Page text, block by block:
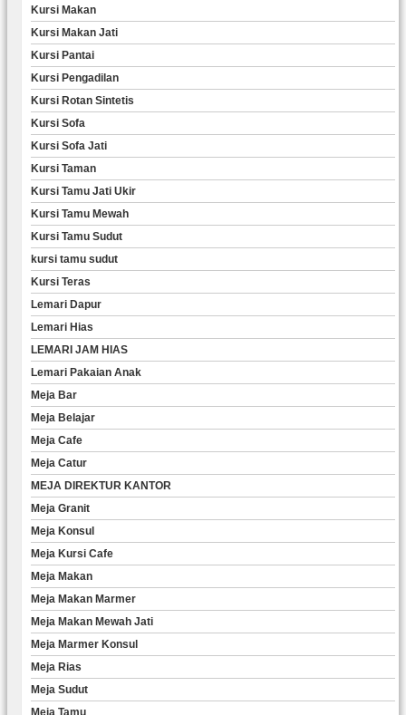
Kursi Makan
Kursi Makan Jati
Kursi Pantai
Kursi Pengadilan
Kursi Rotan Sintetis
Kursi Sofa
Kursi Sofa Jati
Kursi Taman
Kursi Tamu Jati Ukir
Kursi Tamu Mewah
Kursi Tamu Sudut
kursi tamu sudut
Kursi Teras
Lemari Dapur
Lemari Hias
LEMARI JAM HIAS
Lemari Pakaian Anak
Meja Bar
Meja Belajar
Meja Cafe
Meja Catur
MEJA DIREKTUR KANTOR
Meja Granit
Meja Konsul
Meja Kursi Cafe
Meja Makan
Meja Makan Marmer
Meja Makan Mewah Jati
Meja Marmer Konsul
Meja Rias
Meja Sudut
Meja Tamu